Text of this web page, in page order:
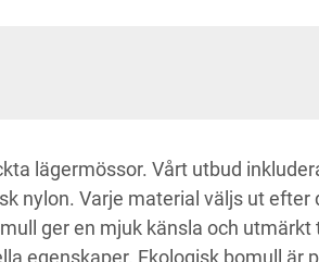
lägermössor. Vårt utbud
nylon. Varje material väljs ut efter
ger en mjuk känsla och utmärkt
egenskaper. Ekologisk bomull är